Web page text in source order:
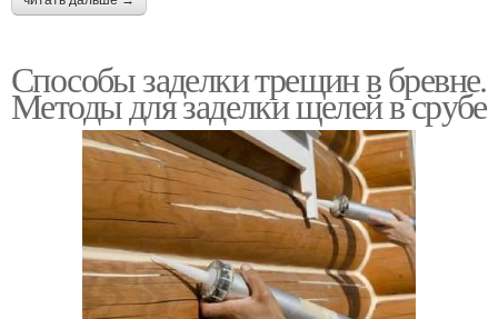
Способы заделки трещин в бревне.
Методы для заделки щелей в срубе